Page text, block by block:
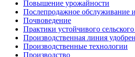
Повышение урожайности
Послепродажное обслуживание
Почвоведение
Практики устойчивого сельского
Производственная линия
Производственные технологии
Производство